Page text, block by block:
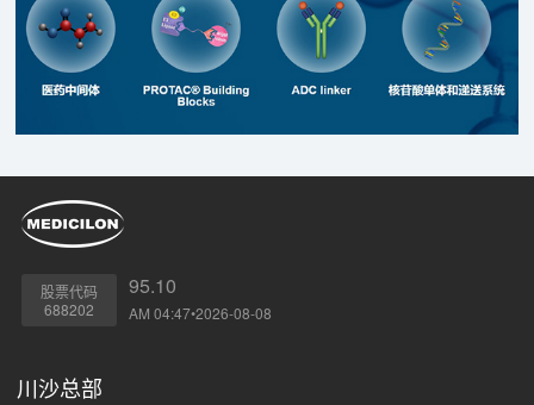
股票代码
688202
95.10
AM 04:47•2026-08-08
川沙总部